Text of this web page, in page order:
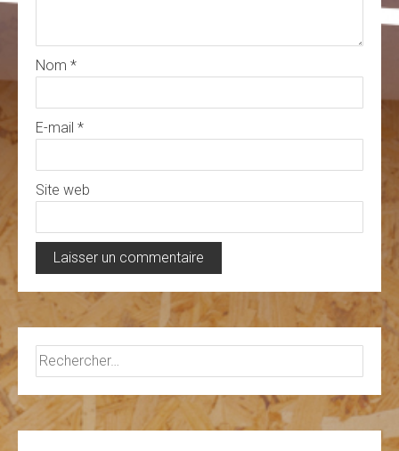
Nom *
E-mail *
Site web
Rechercher :